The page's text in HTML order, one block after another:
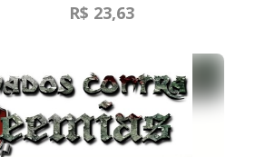
R$ 23,63